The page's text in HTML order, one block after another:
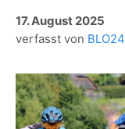
17. August 2025
verfasst von BLO24